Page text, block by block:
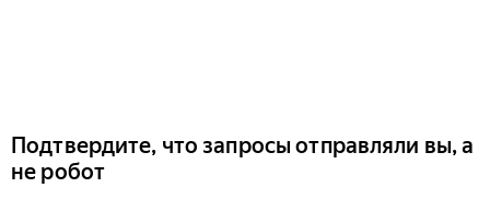
Подтвердите, что запросы отправляли вы, а
не робот